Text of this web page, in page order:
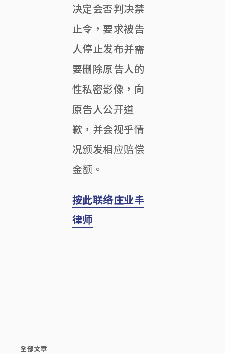
决定会否判决禁
止令，要求被告
人停止发布并需
要删除原告人的
性私密影像，向
原告人公开道
歉，并会视乎情
况颁发相应赔偿
金额。
按此联络庄业丰
律师
Category
全部文章